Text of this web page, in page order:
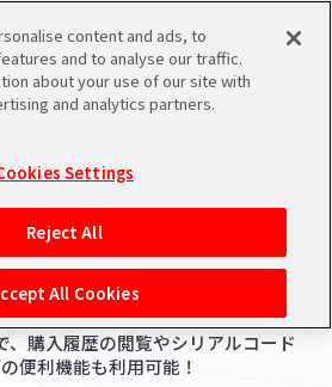
スケジュール 検索
ー ポータルへの登録について
シリアルコード・
あいことば
Pレポ
ポータルにログインすると、
・記録できる「マイデスク」「#Pレ
活用いただけます。
STOREやゲームなど
、購入履歴の閲覧やシリアルコード
便利機能も利用可能！
content and ads, to
and to analyse our traffic.
about your use of our site with
and analytics partners.
Settings
Reject All
All Cookies